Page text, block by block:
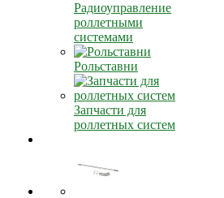
Радиоуправление
роллетными
системами
Рольставни
Запчасти для
роллетных систем